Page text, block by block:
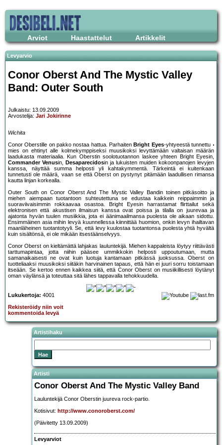
Arviot Haastattelut Artikkelit
Levyarvio
Conor Oberst And The Mystic Valley
Band: Outer South
Julkaistu: 13.09.2009
Arvostelija: Jari Jokirinne
Wichita
Conor Oberstille on pakko nostaa hattua. Parhaiten Bright Eyes-yhtyeestä tunnettu
mies on ehtinyt alle kolmekymppiseksi muusikoksi levyttämään valtaisan määrän
laadukasta materiaalia. Kun Oberstin soolotuotannon laskee yhteen Bright Eyesin,
Commander Venusin, Desaparecidosin ja lukuisten muiden kokoonpanojen levyjen
kanssa, näyttää summa helposti yli kahtakymmentä. Tärkeintä ei kuitenkaan
tunnetusti ole määrä, vaan se että Oberst on pystynyt pitämään laadullisen rimansa
kautta linjan korkealla.
Outer South on Conor Oberst And The Mystic Valley Bandin toinen pitkäsoitto ja
miehen aiempaan tuotantoon suhteutettuna se edustaa kaikkein reippaimmin ja
suoraviivaisimmin rokkaavaa osastoa. Bright Eyesin harrastamat flirttailut sekä
elektronisen että akustisen ilmaisun kanssa ovat poissa ja tilalla on juurevaa ja
ajatonta hyvän tuulen musiikkia, jota ei äänimaailmansa puolesta ole aikaan sidottu.
Ensimmäinen asia mihin levyä kuunnellessa kiinnittää huomion, onkin levyn ihailtavan
maanläheinen tuotantotyyli. Se, että levy kuulostaa tuotantonsa puolesta yhtä hyvältä
kuin sisältönsä, ei ole mikään itsestäänselvyys.
Conor Oberst on kieltämättä lahjakas lauluntekijä. Miehen kappaleista löytyy riittävästi
tarttumapintaa, jotta niihin pääsee ummikkokin helposti uppoutumaan, mutta
samanaikaisesti ne ovat kuin luotuja kantamaan pitkässä juoksussa. Oberst on
tuotteliaaksi muusikoksi siitäkin harvinainen tapaus, että hän ei juuri sorru toistamaan
itseään. Se kertoo ennen kaikkea siitä, että Conor Oberst on musiikillisesti löytänyt
oman väylänsä ja toteuttaa sitä lähes tappavalla tehokkuudella.
Lukukertoja: 4001
Rekisteröidy niin voit
kommentoida levyä
Artistihaku
Artisti
Conor Oberst And The Mystic Valley Band
Lauluntekijä Conor Oberstin juureva rock-partio.
Kotisivut: http://www.conoroberst.com/
(Päivitetty 13.09.2009)
Levyarviot